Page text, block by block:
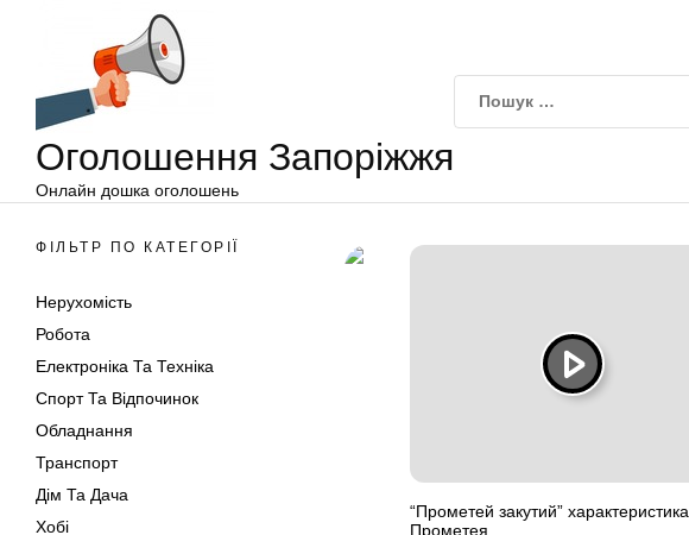
Оголошення Запоріжжя
Онлайн дошка оголошень
ФІЛЬТР ПО КАТЕГОРІЇ
Нерухомість
Робота
Електроніка Та Техніка
Спорт Та Відпочинок
Обладнання
Транспорт
Дім Та Дача
Хобі
“Прометей закутий” характеристика
Прометея